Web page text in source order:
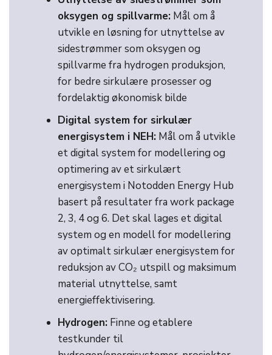
oksygen og spillvarme: Mål om å
utvikle en løsning for utnyttelse av
sidestrømmer som oksygen og
spillvarme fra hydrogen produksjon,
for bedre sirkulære prosesser og
fordelaktig økonomisk bilde
Digital system for sirkulær
energisystem i NEH: Mål om å utvikle
et digital system for modellering og
optimering av et sirkulært
energisystem i Notodden Energy Hub
basert på resultater fra work package
2, 3, 4 og 6. Det skal lages et digital
system og en modell for modellering
av optimalt sirkulær energisystem for
reduksjon av CO₂ utspill og maksimum
material utnyttelse, samt
energieffektivisering.
Hydrogen: Finne og etablere
testkunder til